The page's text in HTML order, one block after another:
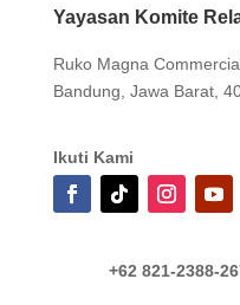
Yayasan Komite
Ruko Magna
Bandung, Jawa Barat,
Ikuti Kami
+62 821-2388-